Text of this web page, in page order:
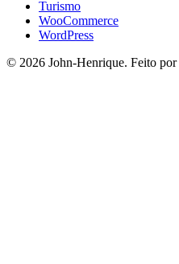
Turismo
WooCommerce
WordPress
© 2026 John-Henrique. Feito por